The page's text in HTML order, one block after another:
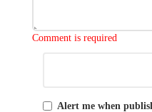
Comment is required
Alert me when